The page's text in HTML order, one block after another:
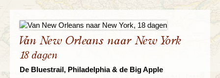
Van New Orleans naar New York
18 dagen
De Bluestrail, Philadelphia & de Big Apple